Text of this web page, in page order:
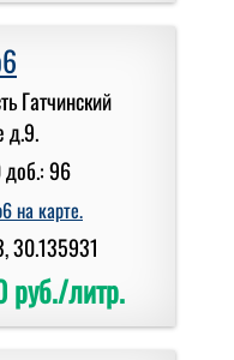
Гатчинский
д.9.
96
на карте.
30.135931
руб./литр.